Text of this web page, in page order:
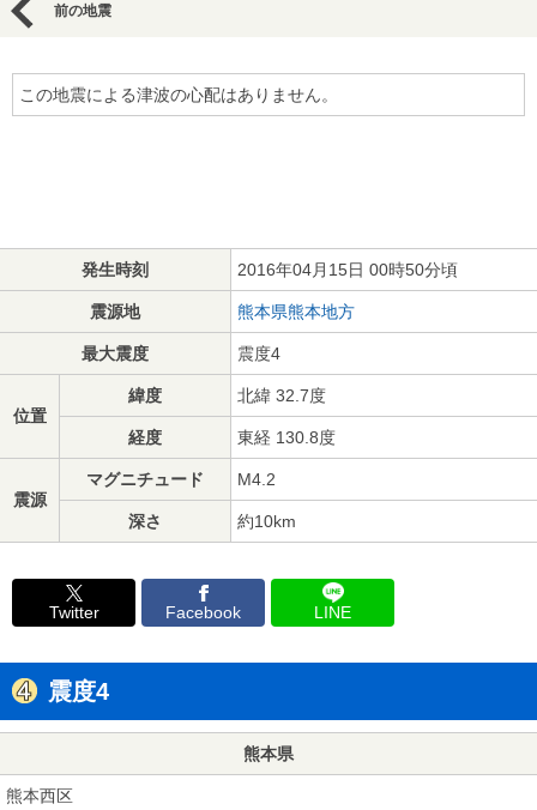
前の地震
この地震による津波の心配はありません。
発生時刻 2016年04月15日 00時50分頃
震源地 熊本県熊本地方
最大震度 震度4
位置
緯度 北緯 32.7度
経度 東経 130.8度
震源
マグニチュード M4.2
深さ 約10km
Twitter Facebook LINE
震度4
熊本県
熊本西区